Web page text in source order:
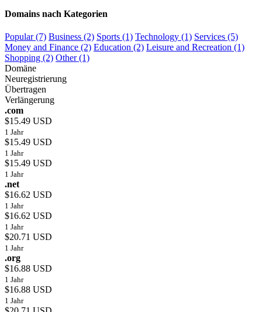
Domains nach Kategorien
Popular (7) Business (2) Sports (1) Technology (1) Services (5)
Money and Finance (2) Education (2) Leisure and Recreation (1)
Shopping (2) Other (1)
Domäne
Neuregistrierung
Übertragen
Verlängerung
.com
$15.49 USD
1 Jahr
$15.49 USD
1 Jahr
$15.49 USD
1 Jahr
.net
$16.62 USD
1 Jahr
$16.62 USD
1 Jahr
$20.71 USD
1 Jahr
.org
$16.88 USD
1 Jahr
$16.88 USD
1 Jahr